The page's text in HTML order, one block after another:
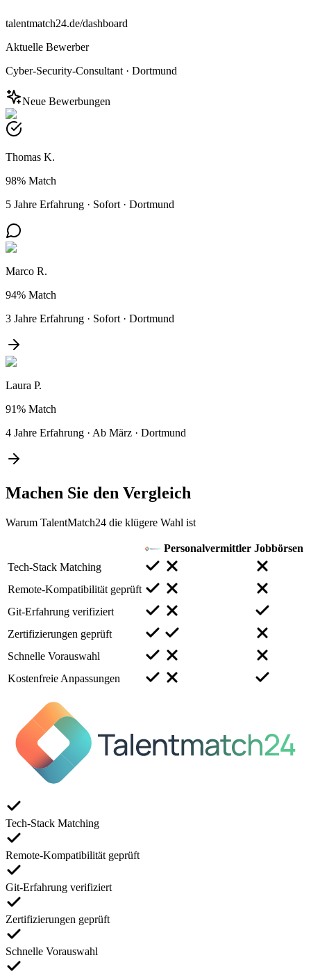
talentmatch24.de/dashboard
Aktuelle Bewerber
Cyber-Security-Consultant · Dortmund
Neue Bewerbungen
Thomas K.
98% Match
5 Jahre Erfahrung · Sofort · Dortmund
Marco R.
94% Match
3 Jahre Erfahrung · Sofort · Dortmund
Laura P.
91% Match
4 Jahre Erfahrung · Ab März · Dortmund
Machen Sie den Vergleich
Warum TalentMatch24 die klügere Wahl ist
Personalvermittler Jobbörsen
Tech-Stack Matching
Remote-Kompatibilität geprüft
Git-Erfahrung verifiziert
Zertifizierungen geprüft
Schnelle Vorauswahl
Kostenfreie Anpassungen
Tech-Stack Matching
Remote-Kompatibilität geprüft
Git-Erfahrung verifiziert
Zertifizierungen geprüft
Schnelle Vorauswahl